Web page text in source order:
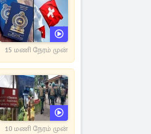
15 மணி நேரம் முன்
10 மணி நேரம் முன்